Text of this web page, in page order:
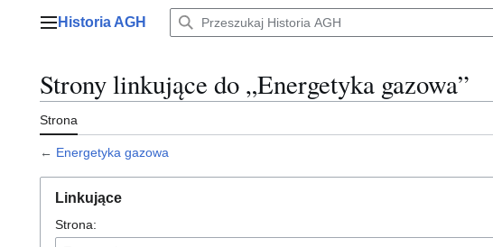
Menu główne
Historia AGH
Strony linkujące do „Energetyka gazowa”
Strona
← Energetyka gazowa
Linkujące
Strona: